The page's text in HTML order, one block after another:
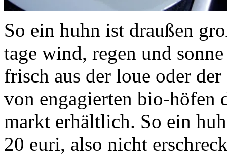
So ein huhn ist draußen
tage wind, regen und
frisch aus der loue oder
von engagierten bio-höfen
markt erhältlich. So ein
20 euri, also nicht